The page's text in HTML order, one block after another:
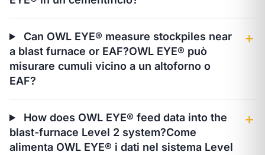
Can OWL EYE® measure stockpiles near
a blast furnace or EAF?OWL EYE® può
misurare cumuli vicino a un altoforno o
EAF?
＋
How does OWL EYE® feed data into the
blast-furnace Level 2 system?Come
alimenta OWL EYE® i dati nel sistema Level
＋